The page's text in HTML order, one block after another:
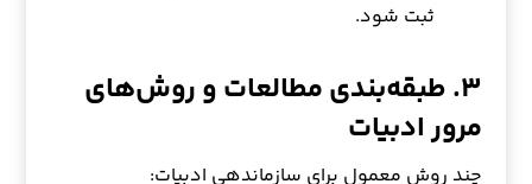
ثبت شود.
۳. طبقه‌بندی مطالعات و روش‌های
مرور ادبیات
چند روش معمول برای سازماندهی ادبیات: